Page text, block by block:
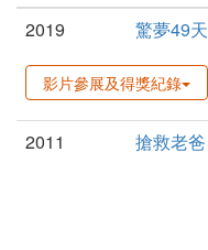
2019
驚夢49天
影片參展及得獎紀錄
2011 搶救老爸